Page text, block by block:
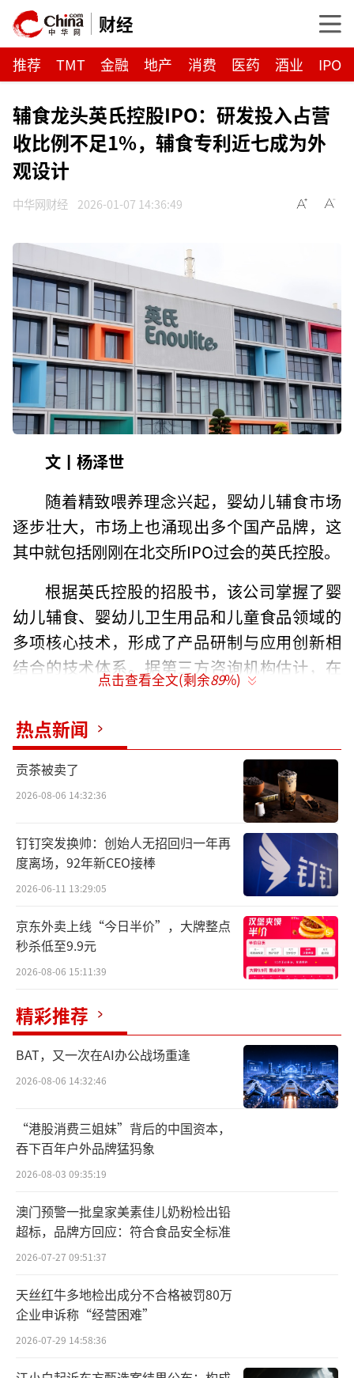
财经
推荐 TMT 金融 地产 消费 医药 酒业 IPO
辅食龙头英氏控股IPO：研发投入占营
收比例不足1%，辅食专利近七成为外
观设计
中华网财经 2026-01-07 14:36:49
文丨杨泽世
随着精致喂养理念兴起，婴幼儿辅食市场
逐步壮大，市场上也涌现出多个国产品牌，这
其中就包括刚刚在北交所IPO过会的英氏控股。
根据英氏控股的招股书，该公司掌握了婴
幼儿辅食、婴幼儿卫生用品和儿童食品领域的
多项核心技术，形成了产品研制与应用创新相
结合的技术体系。据第三方咨询机构估计，在
中国婴幼儿辅食市场中，“英氏”市场份额排
名第一。
从英氏控股的介绍来看，这是一家有着研
发创新实力的头部企业。然而，英氏控股实际
在研发上的投入远远不及销售费用上的支出，
研发投入不足营收的1%，在辅食产品方面大部
分专利又为外观设计。
那么，这家“第一”的辅食企业含金量到
底如何？
营销烧出来的“第一”？
英氏控股成立于2014年，业务聚焦婴童食
品及婴幼儿卫生用品，旗下品牌包括“英
氏”“舒比奇”“忆小口”等。
根据艾瑞咨询估计，在中国婴幼儿辅食市
场份额排名中，“英氏”在2022年排名第一。
根据CIC灼识咨询估计，“英氏”的市场份额在
2023年、2024年居于行业首位。
英氏控股取得“第一”的背后，或是依靠
推广上的大力投入。2022年至2025年上半年，
英氏控股销售费用分别为4.54亿元、6.02亿
元、7.21亿元、3.97亿元，均占营业收入35%
左右。在销售费用当中，平台推广费占比逐年
增长，截至2025年上半年达46%。
点击查看全文(剩余89%)
热点新闻
贡茶被卖了
2026-08-06 14:32:36
钉钉突发换帅：创始人无招回归一年再
度离场，92年新CEO接棒
2026-06-11 13:29:05
京东外卖上线“今日半价”，大牌整点
秒杀低至9.9元
2026-08-06 15:11:39
精彩推荐
BAT，又一次在AI办公战场重逢
2026-08-06 14:32:46
“港股消费三姐妹”背后的中国资本，
吞下百年户外品牌猛犸象
2026-08-03 09:35:19
澳门预警一批皇家美素佳儿奶粉检出铅
超标，品牌方回应：符合食品安全标准
2026-07-27 09:51:37
天丝红牛多地检出成分不合格被罚80万
企业申诉称“经营困难”
2026-07-29 14:58:36